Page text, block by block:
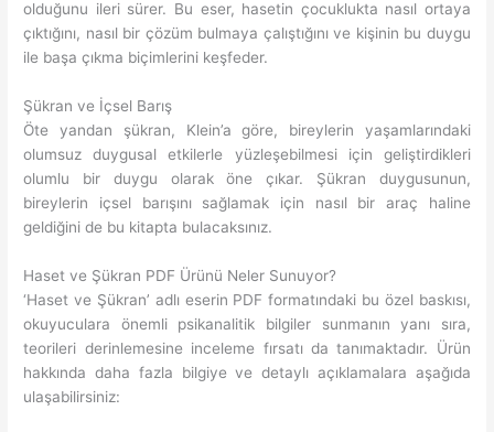
olduğunu ileri sürer. Bu eser, hasetin çocuklukta nasıl ortaya
çıktığını, nasıl bir çözüm bulmaya çalıştığını ve kişinin bu duygu
ile başa çıkma biçimlerini keşfeder.
Şükran ve İçsel Barış
Öte yandan şükran, Klein’a göre, bireylerin yaşamlarındaki
olumsuz duygusal etkilerle yüzleşebilmesi için geliştirdikleri
olumlu bir duygu olarak öne çıkar. Şükran duygusunun,
bireylerin içsel barışını sağlamak için nasıl bir araç haline
geldiğini de bu kitapta bulacaksınız.
Haset ve Şükran PDF Ürünü Neler Sunuyor?
‘Haset ve Şükran’ adlı eserin PDF formatındaki bu özel baskısı,
okuyuculara önemli psikanalitik bilgiler sunmanın yanı sıra,
teorileri derinlemesine inceleme fırsatı da tanımaktadır. Ürün
hakkında daha fazla bilgiye ve detaylı açıklamalara aşağıda
ulaşabilirsiniz: